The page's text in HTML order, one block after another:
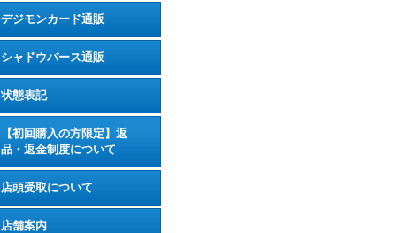
デジモンカード通販
シャドウバース通販
状態表記
【初回購入の方限定】返
品・返金制度について
店頭受取について
店舗案内